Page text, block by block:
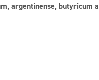
argentinense, butyricum a